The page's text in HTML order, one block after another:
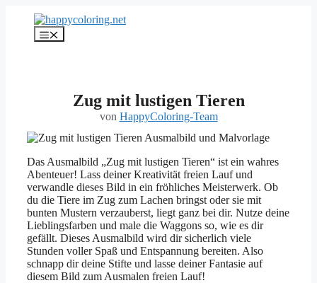
springen
Menü
Zug mit lustigen Tieren
von HappyColoring-Team
Das Ausmalbild „Zug mit lustigen Tieren“ ist ein wahres
Abenteuer! Lass deiner Kreativität freien Lauf und
verwandle dieses Bild in ein fröhliches Meisterwerk. Ob
du die Tiere im Zug zum Lachen bringst oder sie mit
bunten Mustern verzauberst, liegt ganz bei dir. Nutze deine
Lieblingsfarben und male die Waggons so, wie es dir
gefällt. Dieses Ausmalbild wird dir sicherlich viele
Stunden voller Spaß und Entspannung bereiten. Also
schnapp dir deine Stifte und lasse deiner Fantasie auf
diesem Bild zum Ausmalen freien Lauf!